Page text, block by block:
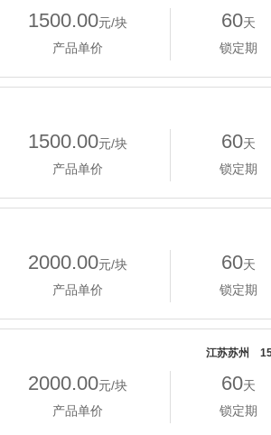
1500.00元/块
产品单价
60天
锁定期
1500.00元/块
产品单价
60天
锁定期
2000.00元/块
产品单价
60天
锁定期
江苏苏州
2000.00元/块
产品单价
60天
锁定期